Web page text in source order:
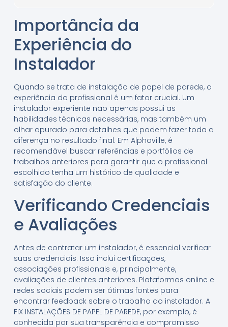
Importância da
Experiência do
Instalador
Quando se trata de instalação de papel de parede, a
experiência do profissional é um fator crucial. Um
instalador experiente não apenas possui as
habilidades técnicas necessárias, mas também um
olhar apurado para detalhes que podem fazer toda a
diferença no resultado final. Em Alphaville, é
recomendável buscar referências e portfólios de
trabalhos anteriores para garantir que o profissional
escolhido tenha um histórico de qualidade e
satisfação do cliente.
Verificando Credenciais
e Avaliações
Antes de contratar um instalador, é essencial verificar
suas credenciais. Isso inclui certificações,
associações profissionais e, principalmente,
avaliações de clientes anteriores. Plataformas online e
redes sociais podem ser ótimas fontes para
encontrar feedback sobre o trabalho do instalador. A
FIX INSTALAÇÕES DE PAPEL DE PAREDE, por exemplo, é
conhecida por sua transparência e compromisso